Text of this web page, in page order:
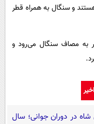
۲ صدرنشین هستند و سنگال به همراه قطر
به مصاف سنگال می‌رود و
در دوران جوانی؛ سال